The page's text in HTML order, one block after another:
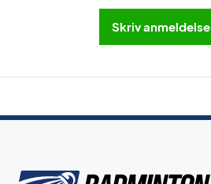
Skriv anmeldelse